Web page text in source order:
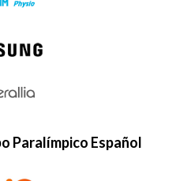
Paralímpico Español